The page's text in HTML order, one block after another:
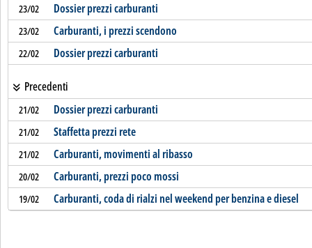
23/02 Dossier prezzi carburanti
23/02 Carburanti, i prezzi scendono
22/02 Dossier prezzi carburanti
Precedenti
21/02 Dossier prezzi carburanti
21/02 Staffetta prezzi rete
21/02 Carburanti, movimenti al ribasso
20/02 Carburanti, prezzi poco mossi
19/02 Carburanti, coda di rialzi nel weekend per benzina e diesel